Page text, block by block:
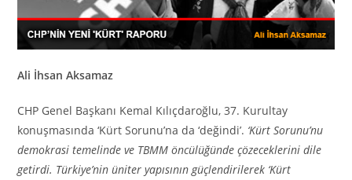
Ali İhsan Aksamaz
CHP Genel Başkanı Kemal Kılıçdaroğlu, 37. Kurultay
konuşmasında ‘Kürt Sorunu’na da ‘değindi’. ‘Kürt Sorunu’nu
demokrasi temelinde ve TBMM öncülüğünde çözeceklerini dile
getirdi. Türkiye’nin üniter yapısının güçlendirilerek ‘Kürt